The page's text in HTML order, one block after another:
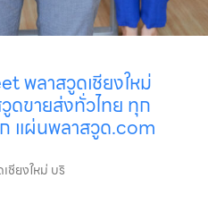
พลาสวูดเชียงใหม่
ดขายส่งทั่วไทย ทุก
แผ่นพลาสวูด.com
ชียงใหม่ บริ